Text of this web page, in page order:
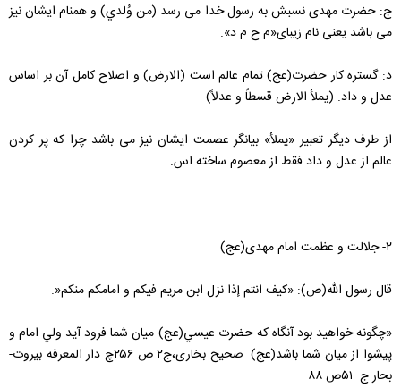
ج: حضرت مهدی نسبش به رسول خدا می رسد (من‌ وُلدي) و همنام ایشان نیز
می باشد یعنی نام زیبای«م ح م د».
د: گستره کار حضرت(عج) تمام عالم است (الارض) و اصلاح کامل آن بر اساس
عدل و داد. (يملأ الارض‌ قسطاً و عدلاً)
از طرف دیگر تعبیر «يملأ» بیانگر عصمت ایشان نیز می باشد چرا که پر کردن
عالم از عدل و داد فقط از معصوم ساخته اس.
۲- جلالت و عظمت امام مهدی(عج)
قال رسول الله(ص): «كيف‌ انتم‌ إذا نزل‌ ابن‌ مريم‌ فيكم‌ و امامكم‌ منكم‌«.
«چگونه‌ خواهيد بود آنگاه‌ كه‌ حضرت‌ عيسي‌(عج) ميان‌ شما فرود آيد ولي‌ امام‌ و
پيشوا از ميان‌ شما باشد(عج). صحیح بخاری،ج۲ ص ۲۵۶چ دار المعرفه بیروت-
بحار ج ۵۱ص ۸۸